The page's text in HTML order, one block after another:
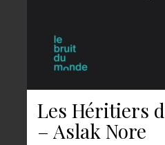
Les Héritiers
– Aslak Nore